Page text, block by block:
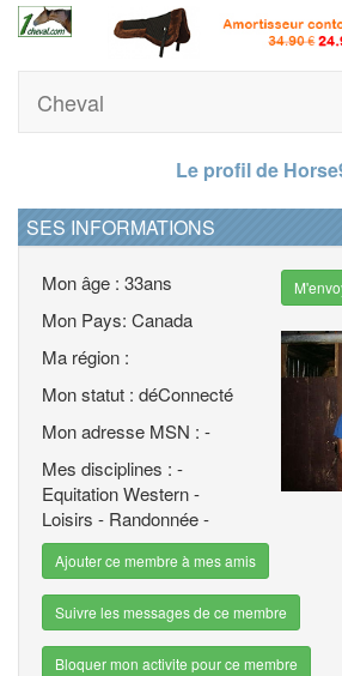
Cheval
Le profil de
SES INFORMATIONS
Mon âge : 33ans
Mon Pays: Canada
Ma région :
Mon statut : déConnecté
Mon adresse MSN : -
Mes disciplines : -
Equitation Western -
Loisirs - Randonnée -
Ajouter ce membre à mes amis
Suivre les messages de ce membre
Bloquer mon activite pour ce membre